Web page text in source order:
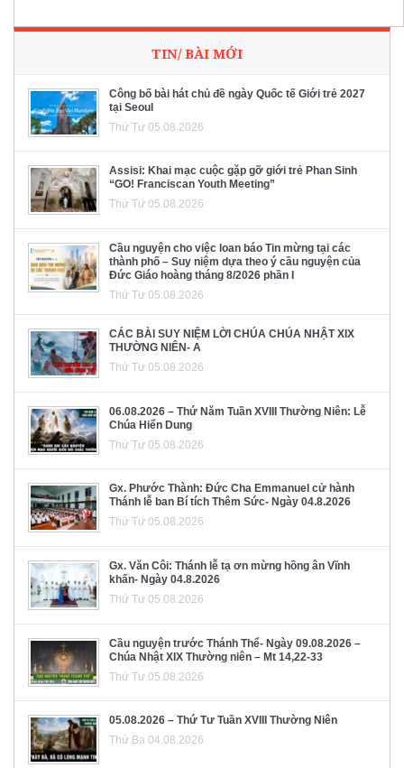
TIN/ BÀI MỚI
Công bố bài hát chủ đề ngày Quốc tế Giới trẻ 2027
tại Seoul
Thứ Tư 05.08.2026
Assisi: Khai mạc cuộc gặp gỡ giới trẻ Phan Sinh
“GO! Franciscan Youth Meeting”
Thứ Tư 05.08.2026
Cầu nguyện cho việc loan báo Tin mừng tại các
thành phố – Suy niệm dựa theo ý cầu nguyện của
Đức Giáo hoàng tháng 8/2026 phần I
Thứ Tư 05.08.2026
CÁC BÀI SUY NIỆM LỜI CHÚA CHÚA NHẬT XIX
THƯỜNG NIÊN- A
Thứ Tư 05.08.2026
06.08.2026 – Thứ Năm Tuần XVIII Thường Niên: Lễ
Chúa Hiển Dung
Thứ Tư 05.08.2026
Gx. Phước Thành: Đức Cha Emmanuel cử hành
Thánh lễ ban Bí tích Thêm Sức- Ngày 04.8.2026
Thứ Tư 05.08.2026
Gx. Văn Côi: Thánh lễ tạ ơn mừng hồng ân Vĩnh
khấn- Ngày 04.8.2026
Thứ Tư 05.08.2026
Cầu nguyện trước Thánh Thể- Ngày 09.08.2026 –
Chúa Nhật XIX Thường niên – Mt 14,22-33
Thứ Tư 05.08.2026
05.08.2026 – Thứ Tư Tuần XVIII Thường Niên
Thứ Ba 04.08.2026